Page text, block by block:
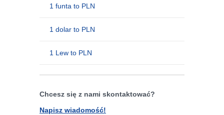
1 funta to PLN
1 dolar to PLN
1 Lew to PLN
Chcesz się z nami skontaktować?
Napisz wiadomość!